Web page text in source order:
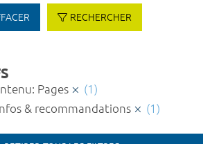
RECHERCHER
Pages
(1)
& recommandations
(1)